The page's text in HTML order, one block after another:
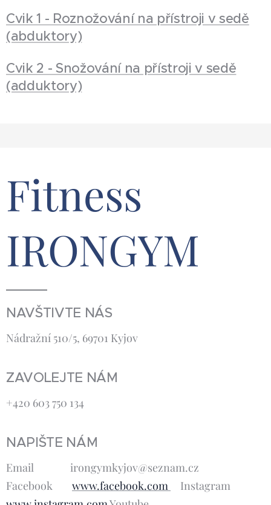
Cvik 1 - Roznožování na přístroji v sedě
(abduktory)
Cvik 2 - Snožování na přístroji v sedě
(adduktory)
Fitness
IRONGYM
NAVŠTIVTE NÁS
Nádražní 510/5, 69701 Kyjov
ZAVOLEJTE NÁM
+420 603 750 134
NAPIŠTE NÁM
Email irongymkyjov@seznam.cz
Facebook www.facebook.com
Instagram